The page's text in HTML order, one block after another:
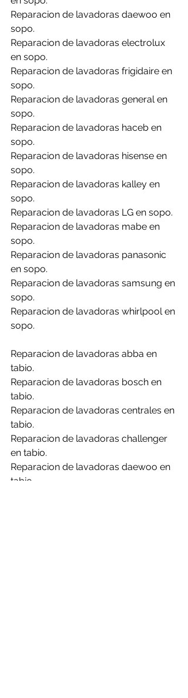
Reparacion de lavadoras daewoo en
sopo.
Reparacion de lavadoras electrolux
en sopo.
Reparacion de lavadoras frigidaire en
sopo.
Reparacion de lavadoras general en
sopo.
Reparacion de lavadoras haceb en
sopo.
Reparacion de lavadoras hisense en
sopo.
Reparacion de lavadoras kalley en
sopo.
Reparacion de lavadoras LG en sopo.
Reparacion de lavadoras mabe en
sopo.
Reparacion de lavadoras panasonic
en sopo.
Reparacion de lavadoras samsung en
sopo.
Reparacion de lavadoras whirlpool en
sopo.
Reparacion de lavadoras abba en
tabio.
Reparacion de lavadoras bosch en
tabio.
Reparacion de lavadoras centrales en
tabio.
Reparacion de lavadoras challenger
en tabio.
Reparacion de lavadoras daewoo en
tabio.